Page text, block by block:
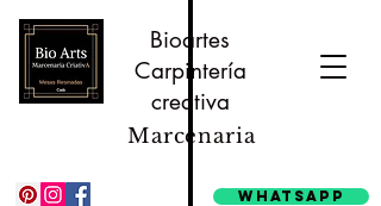
Bioartes
Carpintería
creativa
Marcenaria
Whatsapp